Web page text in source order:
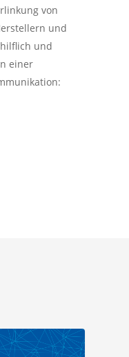
von
und
und
einer